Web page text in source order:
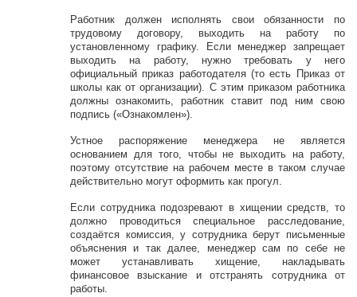
Работник должен исполнять свои обязанности по
трудовому договору, выходить на работу по
установленному графику. Если менеджер запрещает
выходить на работу, нужно требовать у него
официальный приказ работодателя (то есть Приказ от
школы как от организации). С этим приказом работника
должны ознакомить, работник ставит под ним свою
подпись («Ознакомлен»).
Устное распоряжение менеджера не является
основанием для того, чтобы не выходить на работу,
поэтому отсутствие на рабочем месте в таком случае
действительно могут оформить как прогул.
Если сотрудника подозревают в хищении средств, то
должно проводиться специальное расследование,
создаётся комиссия, у сотрудника берут письменные
объяснения и так далее, менеджер сам по себе не
может устанавливать хищение, накладывать
финансовое взыскание и отстранять сотрудника от
работы.